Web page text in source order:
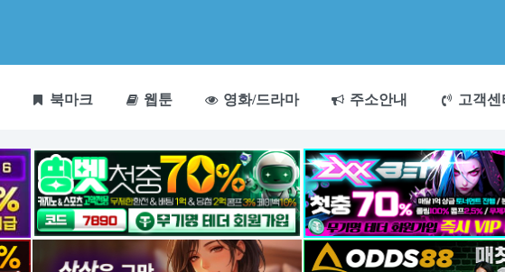
북마크 웹툰 영화/드라마 주소안내 고객센